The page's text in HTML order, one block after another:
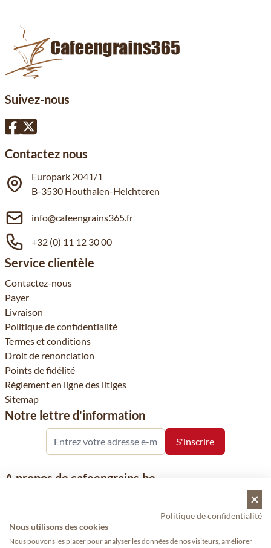
Suivez-nous
Contactez nous
Europark 2041/1
B-3530 Houthalen-Helchteren
info@cafeengrains365.fr
+32 (0) 11 12 30 00
Service clientèle
Contactez-nous
Payer
Livraison
Politique de confidentialité
Termes et conditions
Droit de renonciation
Points de fidélité
Règlement en ligne des litiges
Sitemap
Notre lettre d'information
A propos de cafeengrains.be
Le grain de café fait partie de la société VHN et se concentre sur
la vente de produits à base de café, de renommée nationale et
internationale, tels que le café, les grains de café, le café moulu
et les dosettes de café, garants de qualité.
Politique de confidentialité
Nous utilisons des cookies
Nous pouvons les placer pour analyser les données de nos visiteurs, améliorer